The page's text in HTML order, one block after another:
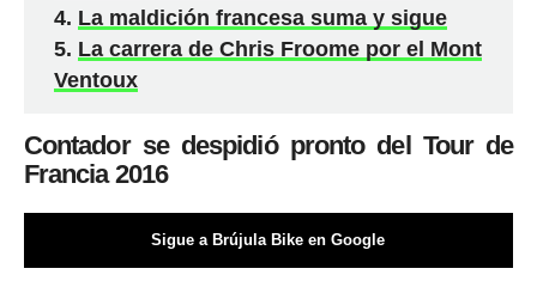
La maldición francesa suma y sigue
La carrera de Chris Froome por el Mont
Ventoux
Contador se despidió pronto del Tour de
Francia 2016
Sigue a Brújula Bike en Google